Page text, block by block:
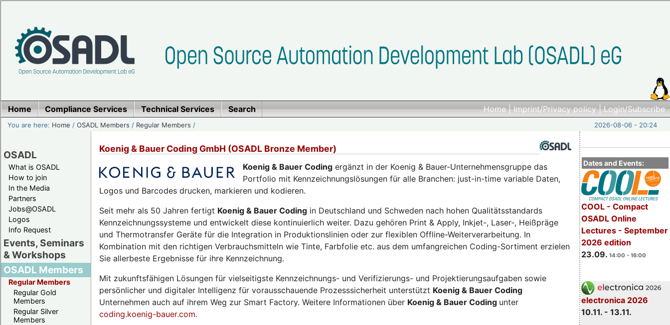
Home|Imprint/Privacy policy|Login/Subscribe
Home Compliance Services Technical Services Search
You are here: Home /OSADL Members / Regular Members / 2026-08-06 - 20:24
OSADL
What is OSADL
How to join
In the Media
Partners
Jobs@OSADL
Logos
Info Request
Events, Seminars
& Workshops
OSADL Members
Regular Members
Regular Gold
Members
Regular Silver
Members
Dates and Events:
COOL - Compact
OSADL Online
Lectures - September
2026 edition
23.09. 14:00 - 16:00
electronica 2026
10.11. - 13.11.
Koenig & Bauer Coding GmbH (OSADL Bronze Member)
Koenig & Bauer Coding ergänzt in der Koenig & Bauer-Unternehmensgruppe das
Portfolio mit Kennzeichnungslösungen für alle Branchen: just-in-time variable Daten,
Logos und Barcodes drucken, markieren und kodieren.
Seit mehr als 50 Jahren fertigt Koenig & Bauer Coding in Deutschland und Schweden nach hohen Qualitätsstandards
Kennzeichnungssysteme und entwickelt diese kontinuierlich weiter. Dazu gehören Print & Apply, Inkjet-, Laser-, Heißpräge
und Thermotransfer Geräte für die Integration in Produktionslinien oder zur flexiblen Offline-Weiterverarbeitung. In
Kombination mit den richtigen Verbrauchsmitteln wie Tinte, Farbfolie etc. aus dem umfangreichen Coding-Sortiment erzielen
Sie allerbeste Ergebnisse für ihre Kennzeichnung.
Mit zukunftsfähigen Lösungen für vielseitigste Kennzeichnungs- und Verifizierungs- und Projektierungsaufgaben sowie
persönlicher und digitaler Intelligenz für vorausschauende Prozesssicherheit unterstützt Koenig & Bauer Coding
Unternehmen auch auf ihrem Weg zur Smart Factory. Weitere Informationen über Koenig & Bauer Coding unter
coding.koenig-bauer.com.